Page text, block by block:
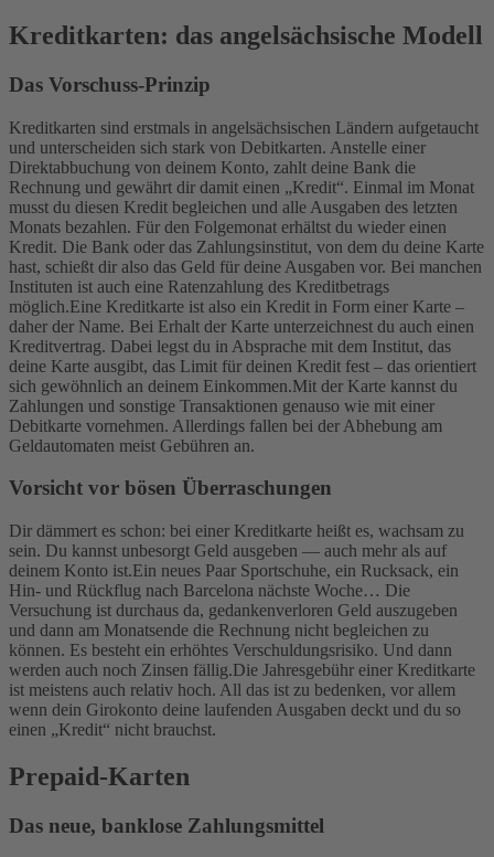
Kreditkarten: das angelsächsische Modell
Das Vorschuss-Prinzip
Kreditkarten sind erstmals in angelsächsischen Ländern aufgetaucht
und unterscheiden sich stark von Debitkarten. Anstelle einer
Direktabbuchung von deinem Konto, zahlt deine Bank die
Rechnung und gewährt dir damit einen „Kredit“. Einmal im Monat
musst du diesen Kredit begleichen und alle Ausgaben des letzten
Monats bezahlen. Für den Folgemonat erhältst du wieder einen
Kredit. Die Bank oder das Zahlungsinstitut, von dem du deine Karte
hast, schießt dir also das Geld für deine Ausgaben vor. Bei manchen
Instituten ist auch eine Ratenzahlung des Kreditbetrags
möglich.Eine Kreditkarte ist also ein Kredit in Form einer Karte –
daher der Name. Bei Erhalt der Karte unterzeichnest du auch einen
Kreditvertrag. Dabei legst du in Absprache mit dem Institut, das
deine Karte ausgibt, das Limit für deinen Kredit fest – das orientiert
sich gewöhnlich an deinem Einkommen.Mit der Karte kannst du
Zahlungen und sonstige Transaktionen genauso wie mit einer
Debitkarte vornehmen. Allerdings fallen bei der Abhebung am
Geldautomaten meist Gebühren an.
Vorsicht vor bösen Überraschungen
Dir dämmert es schon: bei einer Kreditkarte heißt es, wachsam zu
sein. Du kannst unbesorgt Geld ausgeben — auch mehr als auf
deinem Konto ist.Ein neues Paar Sportschuhe, ein Rucksack, ein
Hin- und Rückflug nach Barcelona nächste Woche… Die
Versuchung ist durchaus da, gedankenverloren Geld auszugeben
und dann am Monatsende die Rechnung nicht begleichen zu
können. Es besteht ein erhöhtes Verschuldungsrisiko. Und dann
werden auch noch Zinsen fällig.Die Jahresgebühr einer Kreditkarte
ist meistens auch relativ hoch. All das ist zu bedenken, vor allem
wenn dein Girokonto deine laufenden Ausgaben deckt und du so
einen „Kredit“ nicht brauchst.
Prepaid-Karten
Das neue, banklose Zahlungsmittel